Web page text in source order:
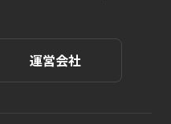
運営会社